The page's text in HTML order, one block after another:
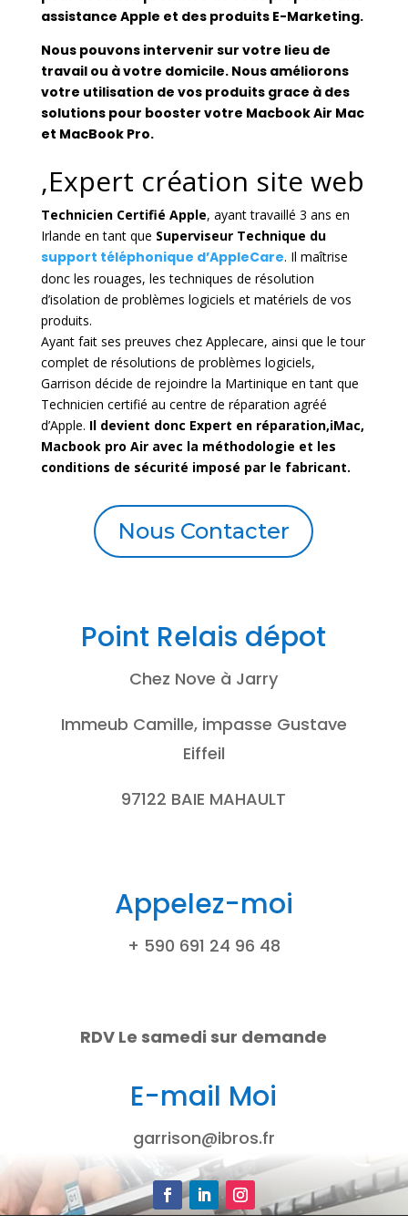
assistance Apple et des produits E-Marketing.
Nous pouvons intervenir sur votre lieu de
travail ou à votre domicile. Nous améliorons
votre utilisation de vos produits grace à des
solutions pour booster votre Macbook Air Mac
et MacBook Pro.
,Expert création site web
Technicien Certifié Apple, ayant travaillé 3 ans en
Irlande en tant que Superviseur Technique du
support téléphonique d’AppleCare. Il maîtrise
donc les rouages, les techniques de résolution
d’isolation de problèmes logiciels et matériels de vos
produits.
Ayant fait ses preuves chez Applecare, ainsi que le tour
complet de résolutions de problèmes logiciels,
Garrison décide de rejoindre la Martinique en tant que
Technicien certifié au centre de réparation agréé
d’Apple. Il devient donc Expert en réparation,iMac,
Macbook pro Air avec la méthodologie et les
conditions de sécurité imposé par le fabricant.
Nous Contacter
Point Relais dépot
Chez Nove à Jarry
Immeub Camille, impasse Gustave
Eiffeil
97122 BAIE MAHAULT
Appelez-moi
+ 590 691 24 96 48
RDV Le samedi sur demande
E-mail Moi
garrison@ibros.fr
FacebookLinkedInInstagram